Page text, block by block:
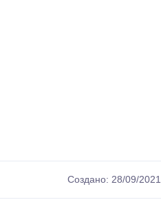
Создано: 28/09/2021